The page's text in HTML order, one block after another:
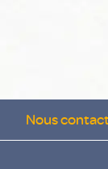
Nous